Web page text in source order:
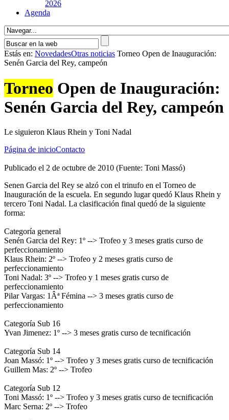
2026
Agenda
Estás en: NovedadesOtras noticias Torneo Open de Inauguración:
Senén Garcia del Rey, campeón
Torneo Open de Inauguración:
Senén Garcia del Rey, campeón
Le siguieron Klaus Rhein y Toni Nadal
Página de inicioContacto
Publicado el 2 de octubre de 2010 (Fuente: Toni Massó)
Senen Garcia del Rey se alzó con el trinufo en el Torneo de
Inauguración de la escuela. En segundo lugar quedó Klaus Rhein y
tercero Toni Nadal. La clasificación final quedó de la siguiente
forma:
Categorí­a general
Senén Garcia del Rey: 1º --> Trofeo y 3 meses gratis curso de
perfeccionamiento
Klaus Rhein: 2º --> Trofeo y 2 meses gratis curso de
perfeccionamiento
Toni Nadal: 3º --> Trofeo y 1 meses gratis curso de
perfeccionamiento
Pilar Vargas: 1Âª Fémina --> 3 meses gratis curso de
perfeccionamiento
Categorí­a Sub 16
Yvan Jimenez: 1º --> 3 meses gratis curso de tecnificación
Categorí­a Sub 14
Joan Massó: 1º --> Trofeo y 3 meses gratis curso de tecnificación
Guillem Mas: 2º --> Trofeo
Categorí­a Sub 12
Toni Massó: 1º --> Trofeo y 3 meses gratis curso de tecnificación
Marc Serna: 2º --> Trofeo